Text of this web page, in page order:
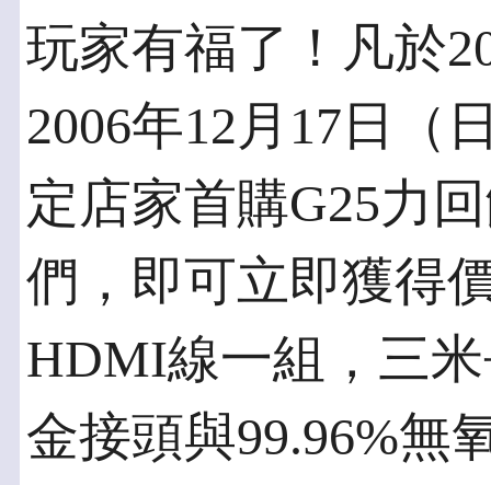
玩家有福了！凡於
2006年12月17日（
定店家首購G25力
們，即可立即獲得
HDMI線一組，三
金接頭與99.96%無